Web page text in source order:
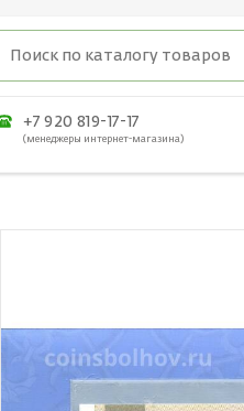
+7 920 819-17-17
(менеджеры интернет-магазина)